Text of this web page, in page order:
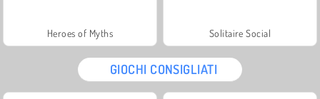
Heroes of Myths Solitaire Social
GIOCHI CONSIGLIATI